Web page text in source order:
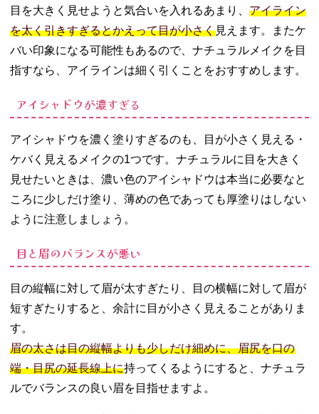
目を大きく見せようと気合いを入れるあまり、 アイライン
を太く引きすぎるとかえって目が小さく見えます。またケ
バい印象になる可能性もあるので、ナチュラルメイクを目
指すなら、アイラインは細く引くことをおすすめします。
アイシャドウが濃すぎる
アイシャドウを濃く塗りすぎるのも、目が小さく見える・
ケバく見えるメイクの1つです。ナチュラルに目を大きく
見せたいときは、濃い色のアイシャドウは本当に必要なと
ころに少しだけ塗り、薄めの色であっても厚塗りはしない
ように注意しましょう。
目と眉のバランスが悪い
目の縦幅に対して眉が太すぎたり、目の横幅に対して眉が
短すぎたりすると、余計に目が小さく見えることがありま
す。
眉の太さは目の縦幅よりも少しだけ細めに、眉尻を口の
端・目尻の延長線上に持ってくるようにすると、ナチュラ
ルでバランスの良い眉を目指せますよ。